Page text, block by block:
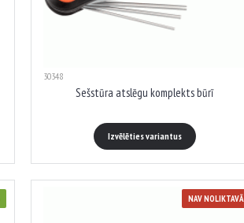
30348
Sešstūra atslēgu komplekts būrī
Izvēlēties variantus
NAV NOLIKTAVĀ